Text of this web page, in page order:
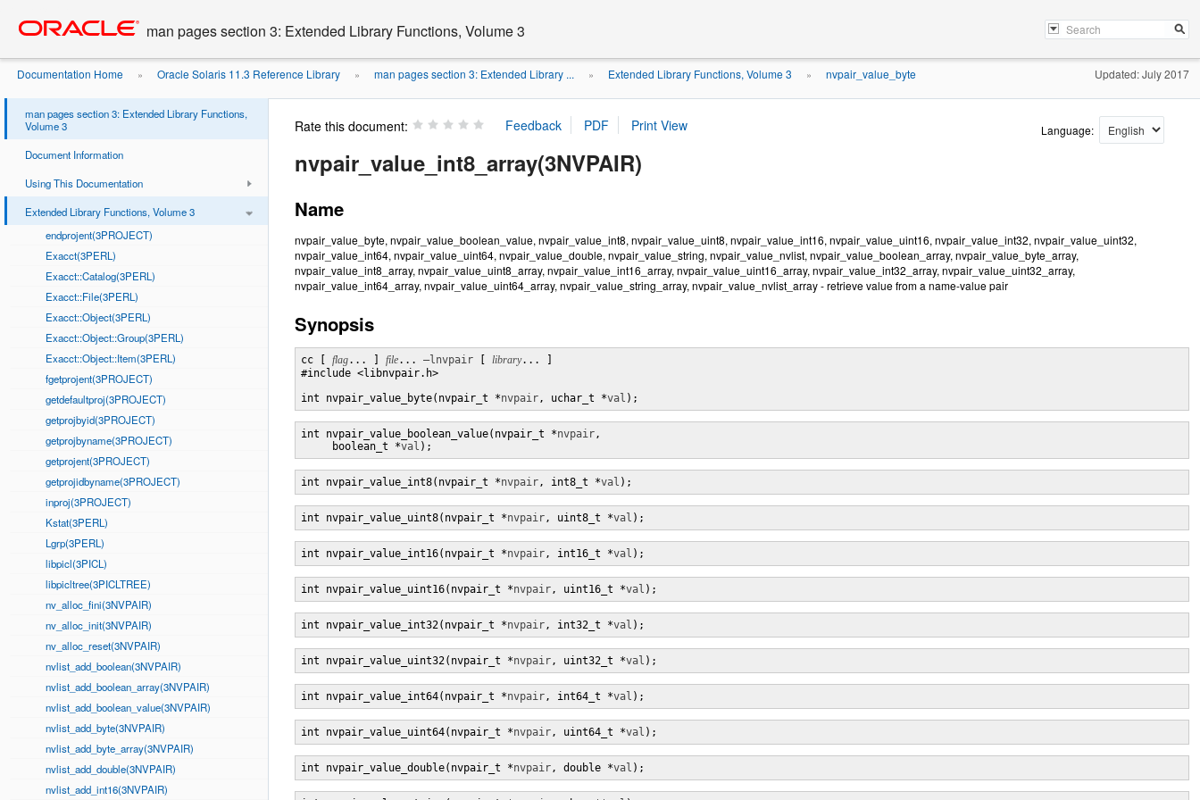
content
man pages section 3: Extended Library Functions, Volume 3
Documentation Home » Oracle Solaris 11.3 Reference Library » man pages section 3: Extended Library ... » Extended Library Functions, Volume 3 » nvpair_value_byte Updated: July 2017
man pages section 3: Extended Library Functions,
Volume 3
Document Information
Using This Documentation
Extended Library Functions, Volume 3
endprojent(3PROJECT)
Exacct(3PERL)
Exacct::Catalog(3PERL)
Exacct::File(3PERL)
Exacct::Object(3PERL)
Exacct::Object::Group(3PERL)
Exacct::Object::Item(3PERL)
fgetprojent(3PROJECT)
getdefaultproj(3PROJECT)
getprojbyid(3PROJECT)
getprojbyname(3PROJECT)
getprojent(3PROJECT)
getprojidbyname(3PROJECT)
inproj(3PROJECT)
Kstat(3PERL)
Lgrp(3PERL)
libpicl(3PICL)
libpicltree(3PICLTREE)
nv_alloc_fini(3NVPAIR)
nv_alloc_init(3NVPAIR)
nv_alloc_reset(3NVPAIR)
nvlist_add_boolean(3NVPAIR)
nvlist_add_boolean_array(3NVPAIR)
nvlist_add_boolean_value(3NVPAIR)
nvlist_add_byte(3NVPAIR)
nvlist_add_byte_array(3NVPAIR)
nvlist_add_double(3NVPAIR)
nvlist_add_int16(3NVPAIR)
Rate this document: Language:
nvpair_value_int8_array(3NVPAIR)
Name
nvpair_value_byte, nvpair_value_boolean_value, nvpair_value_int8, nvpair_value_uint8, nvpair_value_int16, nvpair_value_uint16, nvpair_value_int32, nvpair_value_uint32,
nvpair_value_int64, nvpair_value_uint64, nvpair_value_double, nvpair_value_string, nvpair_value_nvlist, nvpair_value_boolean_array, nvpair_value_byte_array,
nvpair_value_int8_array, nvpair_value_uint8_array, nvpair_value_int16_array, nvpair_value_uint16_array, nvpair_value_int32_array, nvpair_value_uint32_array,
nvpair_value_int64_array, nvpair_value_uint64_array, nvpair_value_string_array, nvpair_value_nvlist_array - retrieve value from a name-value pair
Synopsis
cc [ flag... ] file... –lnvpair library... ]
#include <libnvpair.h>
int nvpair_value_byte(nvpair_t *nvpair, uchar_t *val );
int nvpair_value_boolean_value(nvpair_t *nvpair,
     boolean_t *
val );
int nvpair_value_int8(nvpair_t *nvpair, int8_t *val );
int nvpair_value_uint8(nvpair_t *nvpair, uint8_t *val );
int nvpair_value_int16(nvpair_t *nvpair, int16_t *val );
int nvpair_value_uint16(nvpair_t *nvpair, uint16_t *val );
int nvpair_value_int32(nvpair_t *nvpair, int32_t *val );
int nvpair_value_uint32(nvpair_t *nvpair, uint32_t *val );
int nvpair_value_int64(nvpair_t *nvpair, int64_t *val );
int nvpair_value_uint64(nvpair_t *nvpair, uint64_t *val );
int nvpair_value_double(nvpair_t *nvpair, double *val );